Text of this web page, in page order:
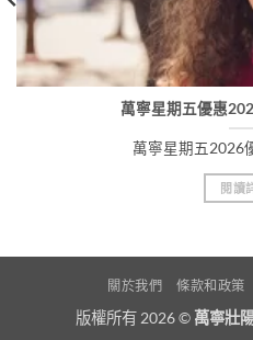
萬寧星期五優惠
萬寧星期五2026
閱讀
關於我們 條款和政策
版權所有 2026 © 萬寧壯